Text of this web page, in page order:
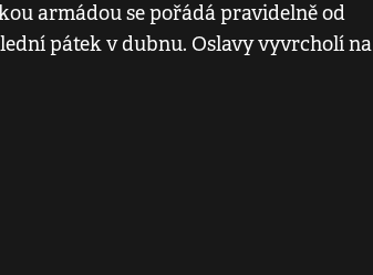
armádou se pořádá pravidelně od
pátek v dubnu. Oslavy vyvrcholí na